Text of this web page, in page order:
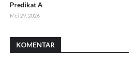
Predikat A
Mei 29, 2026
KOMENTAR